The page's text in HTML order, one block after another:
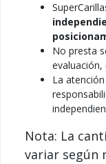
No presta
La
Nota: La
variar según